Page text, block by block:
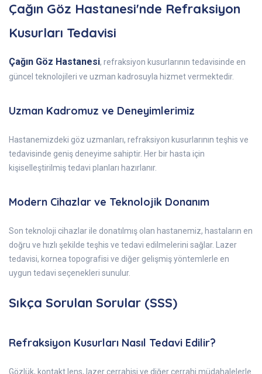
Çağın Göz Hastanesi'nde Refraksiyon
Kusurları Tedavisi
Çağın Göz Hastanesi, refraksiyon kusurlarının tedavisinde en
güncel teknolojileri ve uzman kadrosuyla hizmet vermektedir.
Uzman Kadromuz ve Deneyimlerimiz
Hastanemizdeki göz uzmanları, refraksiyon kusurlarının teşhis ve
tedavisinde geniş deneyime sahiptir. Her bir hasta için
kişiselleştirilmiş tedavi planları hazırlanır.
Modern Cihazlar ve Teknolojik Donanım
Son teknoloji cihazlar ile donatılmış olan hastanemiz, hastaların en
doğru ve hızlı şekilde teşhis ve tedavi edilmelerini sağlar. Lazer
tedavisi, kornea topografisi ve diğer gelişmiş yöntemlerle en
uygun tedavi seçenekleri sunulur.
Sıkça Sorulan Sorular (SSS)
Refraksiyon Kusurları Nasıl Tedavi Edilir?
Gözlük, kontakt lens, lazer cerrahisi ve diğer cerrahi müdahalelerle